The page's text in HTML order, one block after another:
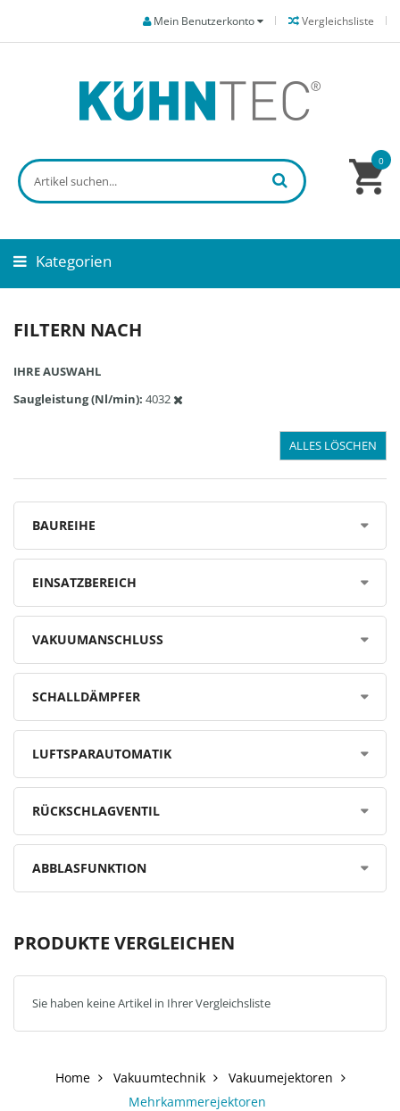
Vergleichsliste
Mein Benutzerkonto
0
Kategorien
FILTERN NACH
IHRE AUSWAHL
Saugleistung (Nl/min) 4032
ALLES LÖSCHEN
BAUREIHE
EINSATZBEREICH
VAKUUMANSCHLUSS
SCHALLDÄMPFER
LUFTSPARAUTOMATIK
RÜCKSCHLAGVENTIL
ABBLASFUNKTION
PRODUKTE VERGLEICHEN
Sie haben keine Artikel in Ihrer Vergleichsliste
Home Vakuumtechnik
Vakuumejektoren
Mehrkammerejektoren